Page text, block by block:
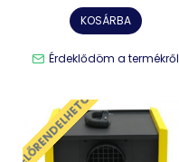
KOSÁRBA
Érdeklődöm a termékről
ELŐRENDELHETŐ